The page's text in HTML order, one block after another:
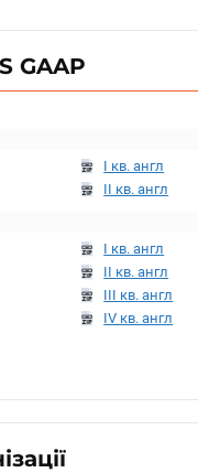
GAAP
I кв. англ
II кв. англ
I кв. англ
II кв. англ
III кв. англ
IV кв. англ